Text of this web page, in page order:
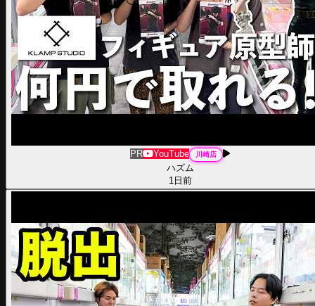
PR YouTube 川崎店
ハズム
1日前